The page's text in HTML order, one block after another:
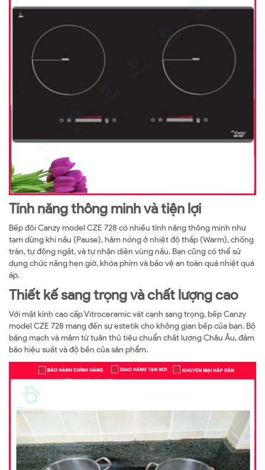
Tính năng thông minh và tiện lợi
Bếp đôi Canzy model CZE 728 có nhiều tính năng thông minh như
tạm dừng khi nấu (Pause), hâm nóng ở nhiệt độ thấp (Warm), chống
tràn, tự động ngắt, và tự nhận diện vùng nấu. Bạn cũng có thể sử
dụng chức năng hẹn giờ, khóa phím và bảo vệ an toàn quá nhiệt quá
áp.
Thiết kế sang trọng và chất lượng cao
Với mặt kính cao cấp Vitroceramic vát cạnh sang trọng, bếp Canzy
model CZE 728 mang đến sự estetik cho không gian bếp của bạn. Bộ
bảng mạch và mâm từ tuân thủ tiêu chuẩn chất lượng Châu Âu, đảm
bảo hiệu suất và độ bền của sản phẩm.